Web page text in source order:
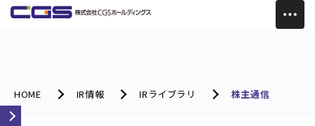
HOME IR情報 IRライブラリ 株主通信